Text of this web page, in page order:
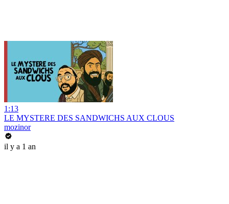
1:13
LE MYSTERE DES SANDWICHS AUX CLOUS
mozinor
il y a 1 an